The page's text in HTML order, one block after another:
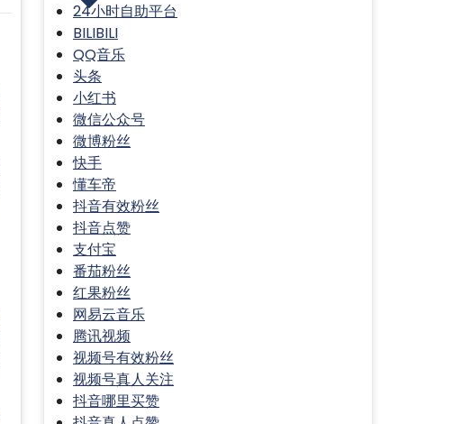
24小时自助平台
BILIBILI
QQ音乐
头条
小红书
微信公众号
微博粉丝
快手
懂车帝
抖音有效粉丝
抖音点赞
支付宝
番茄粉丝
红果粉丝
网易云音乐
腾讯视频
视频号有效粉丝
视频号真人关注
抖音哪里买赞